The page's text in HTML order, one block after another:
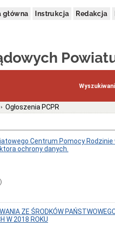
główna Instrukcja Redakcja
Ogłoszenia PCPR
Centrum Pomocy Rodzinie
ochrony danych.
ZE ŚRODKÓW
W 2018 ROKU